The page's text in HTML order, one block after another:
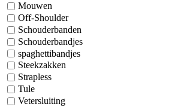
Mouwen
Off-Shoulder
Schouderbanden
Schouderbandjes
spaghettibandjes
Steekzakken
Strapless
Tule
Vetersluiting